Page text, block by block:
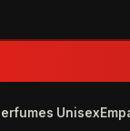
Unisex